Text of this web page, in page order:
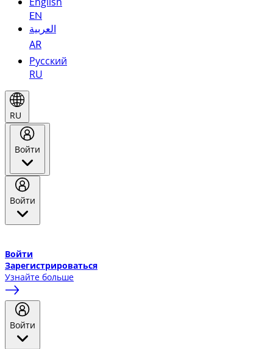
EN
العربية
AR
Русский
RU
RU
Войти
Войти
Войти
Зарегистрироваться
Узнайте больше
Войти